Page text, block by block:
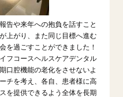
告や来年への抱負を話すこと
上がり、また同じ目標へ進む
を過ごすことができました！
フコースヘルスケアデンタル
口腔機能の老化をさせないよ
チを考え、各自、患者様に高
を提供できるよう全体を長期